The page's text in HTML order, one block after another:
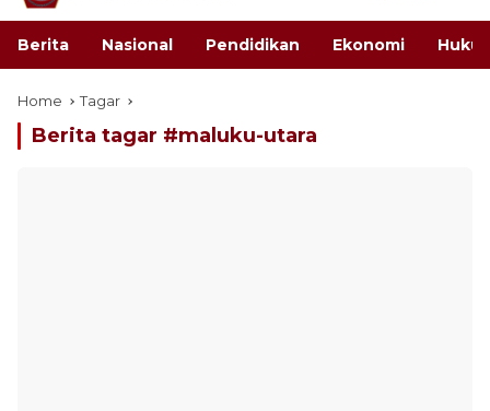
Berita Nasional Pendidikan Ekonomi
Home Tagar
Berita tagar #maluku-utara